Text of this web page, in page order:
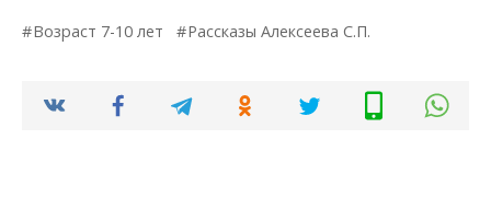
Возраст 7-10 лет Рассказы Алексеева С.П.